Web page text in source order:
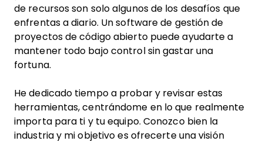
de recursos son solo algunos de los desafíos que
enfrentas a diario. Un software de gestión de
proyectos de código abierto puede ayudarte a
mantener todo bajo control sin gastar una
fortuna.
He dedicado tiempo a probar y revisar estas
herramientas, centrándome en lo que realmente
importa para ti y tu equipo. Conozco bien la
industria y mi objetivo es ofrecerte una visión